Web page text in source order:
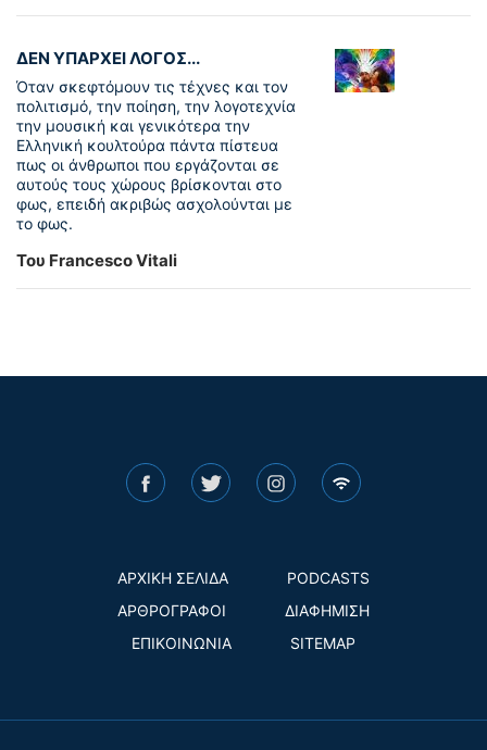
ΔΕΝ ΥΠΑΡΧΕΙ ΛΟΓΟΣ...
Όταν σκεφτόμουν τις τέχνες και τον
πολιτισμό, την ποίηση, την λογοτεχνία
την μουσική και γενικότερα την
Ελληνική κουλτούρα πάντα πίστευα
πως οι άνθρωποι που εργάζονται σε
αυτούς τους χώρους βρίσκονται στο
φως, επειδή ακριβώς ασχολούνται με
το φως.
Του Francesco Vitali
ΑΡΧΙΚΗ ΣΕΛΙΔΑ
PODCASTS
ΑΡΘΡΟΓΡΑΦΟΙ
ΔΙΑΦΗΜΙΣΗ
ΕΠΙΚΟΙΝΩΝΙΑ
SITEMAP